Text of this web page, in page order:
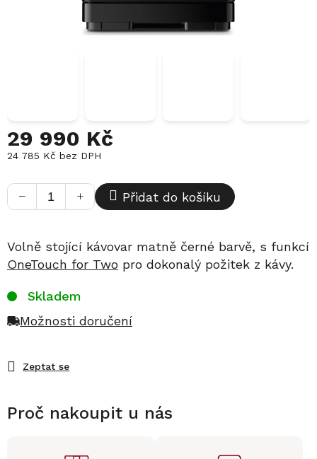
29 990 Kč
24 785 Kč bez DPH
cena:
+
− Přidat do košíku
Volně stojící kávovar matně černé barvě, s funkcí
OneTouch for Two pro dokonalý požitek z kávy.
Zeptat se
Skladem
Možnosti doručení
Proč nakoupit u nás